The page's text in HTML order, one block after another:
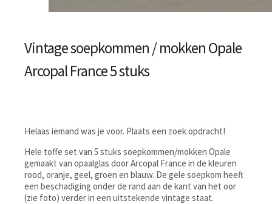
Vintage soepkommen / mokken Opale
Arcopal France 5 stuks
Helaas iemand was je voor. Plaats een zoek opdracht!
Hele toffe set van 5 stuks soepkommen/mokken Opale
gemaakt van opaalglas door Arcopal France in de kleuren
rood, oranje, geel, groen en blauw. De gele soepkom heeft
een beschadiging onder de rand aan de kant van het oor
(zie foto) verder in een uitstekende vintage staat.